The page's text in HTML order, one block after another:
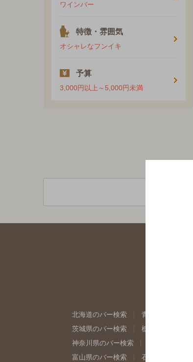
ワインバー
特徴・雰囲気
オシャレなフンイキ
予算
3,000円以上～5,000円未満
北海道のバー検索 青森県のバー検索
茨城県のバー検索
栃木県のバー検索
神奈川県のバー検索
富山県のバー検索
石川県のバー検索